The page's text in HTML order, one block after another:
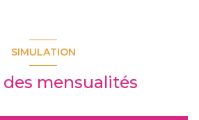
SIMULATION
des mensualités